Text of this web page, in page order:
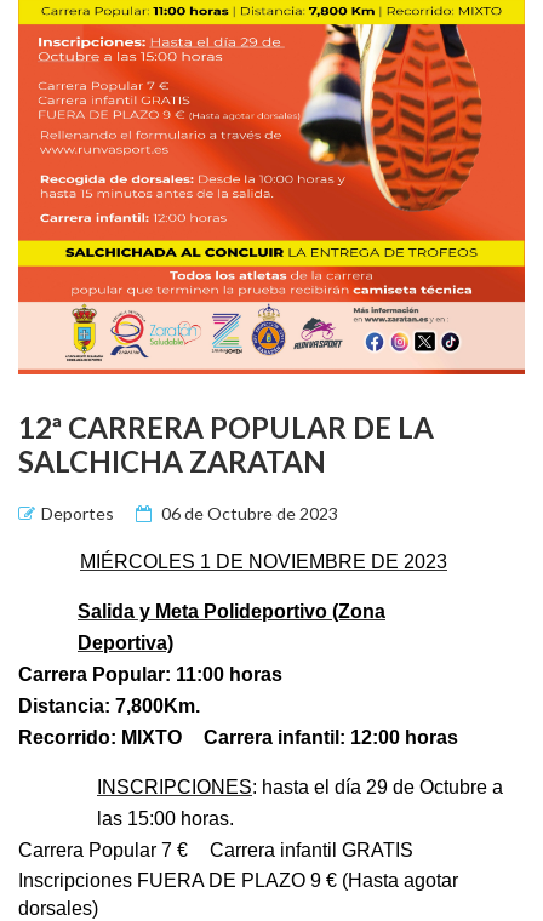
12ª CARRERA POPULAR DE LA
SALCHICHA ZARATAN
Deportes 06 de Octubre de 2023
MIÉRCOLES 1 DE NOVIEMBRE DE 2023
Salida y Meta Polideportivo (Zona
Deportiva)
Carrera Popular: 11:00 horas
Distancia: 7,800Km.
Recorrido: MIXTO
Carrera infantil: 12:00 horas
INSCRIPCIONES: hasta el día 29 de Octubre a
las 15:00 horas.
Carrera Popular 7 €
Carrera infantil GRATIS
Inscripciones FUERA DE PLAZO 9 € (Hasta agotar
dorsales)